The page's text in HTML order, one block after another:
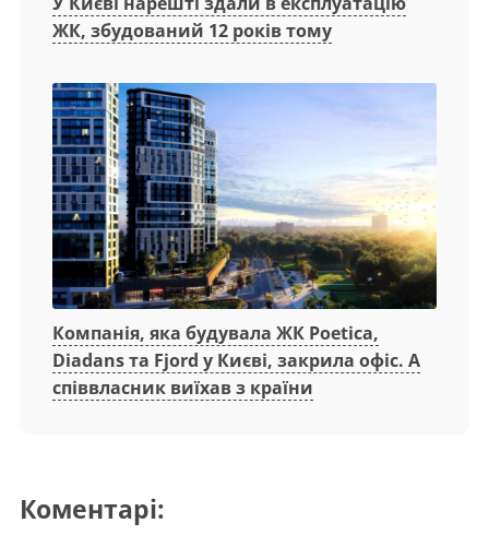
ЖК, збудований 12 років тому
Компанія, яка будувала ЖК Poetica,
Diadans та Fjord у Києві, закрила офіс. А
співвласник виїхав з країни
Коментарі: